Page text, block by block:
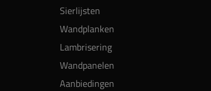
Sierlijsten
Wandplanken
Lambrisering
Wandpanelen
Aanbiedingen